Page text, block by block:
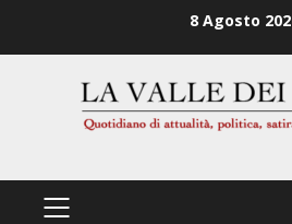
8 Agosto
PRIMÄRES